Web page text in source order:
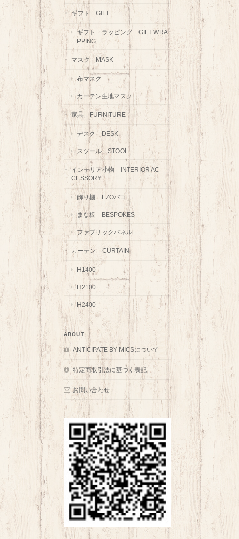
ギフト GIFT
ギフト ラッピング GIFT WRA
PPING
マスク MASK
布マスク
カーテン生地マスク
家具 FURNITURE
デスク DESK
スツール STOOL
インテリア小物 INTERIOR AC
CESSORY
飾り棚 EZOバコ
まな板 BESPOKES
ファブリックパネル
カーテン CURTAIN
H1400
H2100
H2400
ABOUT
ANTICIPATE BY MICSについて
特定商取引法に基づく表記
お問い合わせ